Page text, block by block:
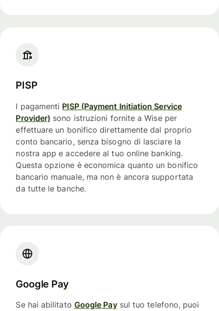
PISP
I pagamenti PISP (Payment Initiation Service
Provider) sono istruzioni fornite a Wise per
effettuare un bonifico direttamente dal proprio
conto bancario, senza bisogno di lasciare la
nostra app e accedere al tuo online banking.
Questa opzione è economica quanto un bonifico
bancario manuale, ma non è ancora supportata
da tutte le banche.
Google Pay
Se hai abilitato Google Paysul tuo telefono, puoi